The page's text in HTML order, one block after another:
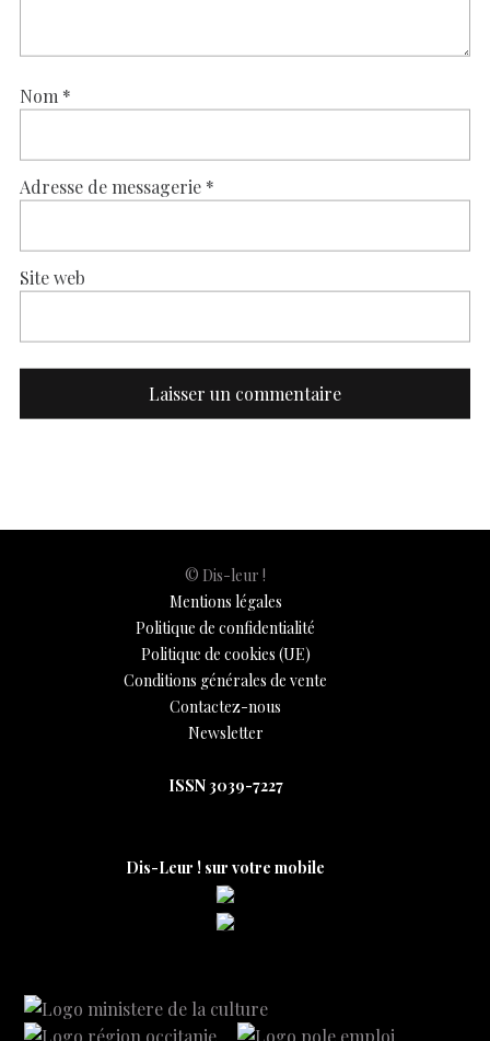
Nom *
Adresse de messagerie *
Site web
© Dis-leur !
Mentions légales
Politique de confidentialité
Politique de cookies (UE)
Conditions générales de vente
Contactez-nous
Newsletter
ISSN 3039-7227
Dis-Leur ! sur votre mobile